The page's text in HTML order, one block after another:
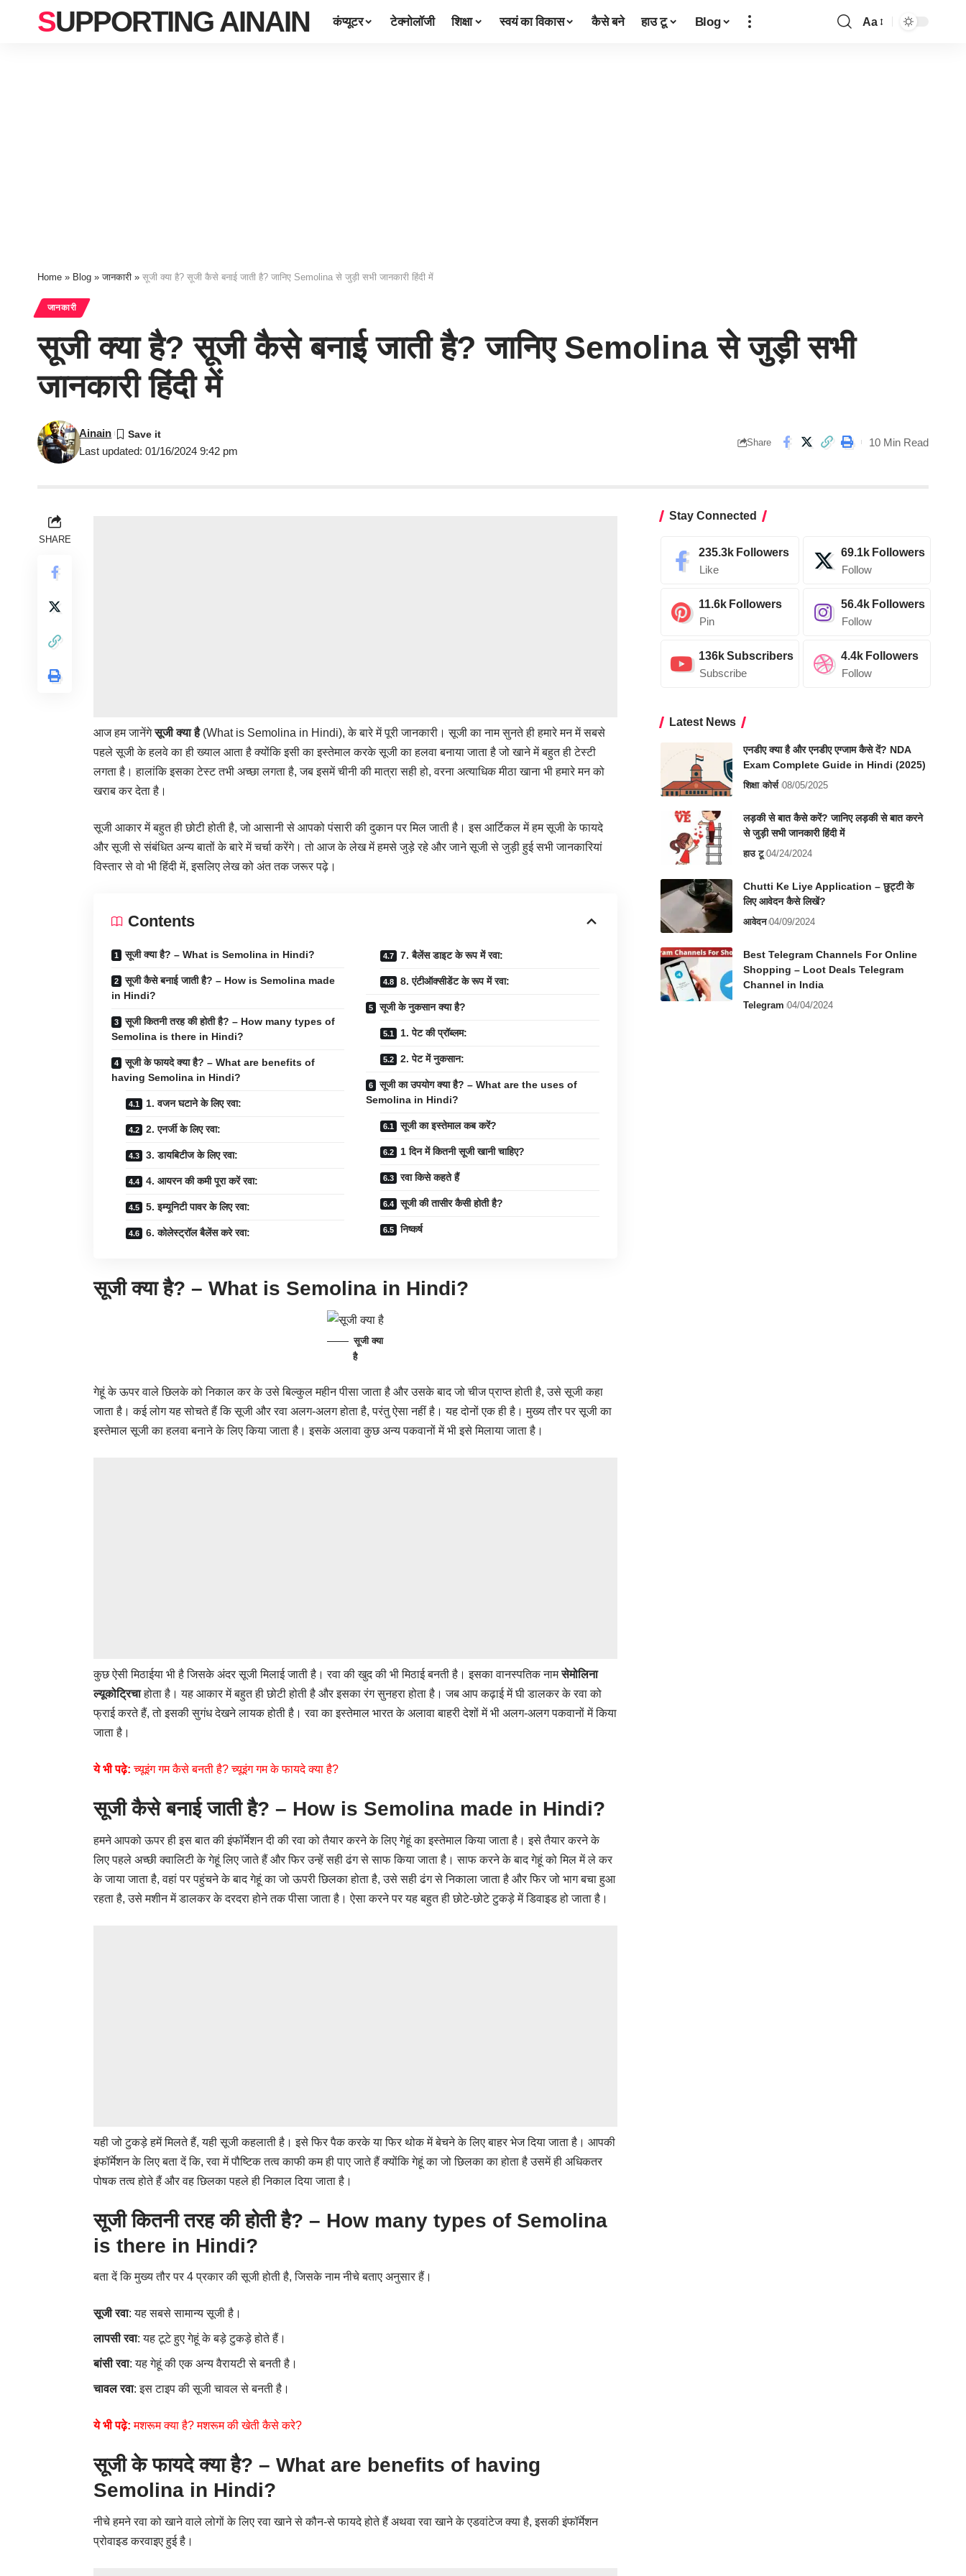
SUPPORTING AINAIN कंप्यूटर टेक्नोलॉजी शिक्षा स्वयं का विकास कैसे बने हाउ टू Blog Aa
Home » Blog »जानकारी » सूजी क्या है? सूजी कैसे बनाई जाती है? जानिए Semolina से जुड़ी सभी जानकारी हिंदी में
जानकारी
सूजी क्या है? सूजी कैसे बनाई जाती है? जानिए Semolina से जुड़ी सभी
जानकारी हिंदी में
Last updated: 01/16/2024 9:42 pm
Ainain
Share 10 Min Read
SHARE
आज हम जानेंगेसूजी क्या है(What is Semolina in Hindi), के बारे में पूरी जानकारी। सूजी का नाम सुनते ही हमारे मन में सबसे
पहले सूजी के हलवे का ही ख्याल आता है क्योंकि इसी का इस्तेमाल करके सूजी का हलवा बनाया जाता है जो खाने में बहुत ही टेस्टी
लगता है। हालांकि इसका टेस्ट तभी अच्छा लगता है, जब इसमें चीनी की मात्रा सही हो, वरना अत्याधिक मीठा खाना भी हमारे मन को
खराब कर देता है।‌
सूजी आकार में बहुत ही छोटी होती है, जो आसानी से आपको पंसारी की दुकान पर मिल जाती है। इस आर्टिकल में हम सूजी के फायदे
और सूजी से संबंधित अन्य बातों के बारे में चर्चा करेंगे। तो आज के लेख में हमसे जुड़े रहे और जाने सूजी से जुड़ी हुई सभी जानकारियां
विस्तार से वो भी हिंदी में, इसलिए लेख को अंत तक जरूर पढ़े।
Contents
सूजी क्या है? – What is Semolina in Hindi?
सूजी कैसे बनाई जाती है? – How is Semolina made
in Hindi?
सूजी कितनी तरह की होती है? – How many types of
Semolina is there in Hindi?
सूजी के फायदे क्या है? – What are benefits of
having Semolina in Hindi?
1. वजन घटाने के लिए रवा:
2. एनर्जी के लिए रवा:
3. डायबिटीज के लिए रवा:
4. आयरन की कमी पूरा करें रवा:
5. इम्यूनिटी पावर के लिए रवा:
6. कोलेस्ट्रॉल बैलेंस करे रवा:
7. बैलेंस डाइट के रूप में रवा:
8. एंटीऑक्सीडेंट के रूप में रवा:
सूजी के नुकसान क्या है?
1. पेट की प्रॉब्लम:
2. पेट में नुकसान:
सूजी का उपयोग क्या है? – What are the uses of
Semolina in Hindi?
सूजी का इस्तेमाल कब करें?
1 दिन में कितनी सूजी खानी चाहिए?
रवा किसे कहते हैं
सूजी की तासीर कैसी होती है?
निष्कर्ष
सूजी क्या है? – What is Semolina in Hindi?
सूजी क्या
है
गेहूं के ऊपर वाले छिलके को निकाल कर के उसे बिल्कुल महीन पीसा जाता है और उसके बाद जो चीज प्राप्त होती है, उसे सूजी कहा
जाता है। कई लोग यह सोचते हैं कि सूजी और रवा अलग-अलग होता है, परंतु ऐसा नहीं है। यह दोनों एक ही है। मुख्य तौर पर सूजी का
इस्तेमाल सूजी का हलवा बनाने के लिए किया जाता है। इसके अलावा कुछ अन्य पकवानों में भी इसे मिलाया जाता है।
कुछ ऐसी मिठाईया भी है जिसके अंदर सूजी मिलाई जाती है। रवा की खुद की भी मिठाई बनती है। इसका वानस्पतिक नामसेमोलिना
ल्यूकोट्रिचाहोता है। यह आकार में बहुत ही छोटी होती है और इसका रंग सुनहरा होता है। जब आप कढ़ाई में घी डालकर के रवा को
फ्राई करते हैं, तो इसकी सुगंध देखने लायक होती है। रवा का इस्तेमाल भारत के अलावा बाहरी देशों में भी अलग-अलग पकवानों में किया
जाता है।
ये भी पढ़े: च्यूइंग गम कैसे बनती है? च्यूइंग गम के फायदे क्या है?
सूजी कैसे बनाई जाती है? – How is Semolina made in Hindi?
हमने आपको ऊपर ही इस बात की इंफॉर्मेशन दी की रवा को तैयार करने के लिए गेहूं का इस्तेमाल किया जाता है। इसे तैयार करने के
लिए पहले अच्छी क्वालिटी के गेहूं लिए जाते हैं और फिर उन्हें सही ढंग से साफ किया जाता है। साफ करने के बाद गेहूं को मिल में ले कर
के जाया जाता है, वहां पर पहुंचने के बाद गेहूं का जो ऊपरी छिलका होता है, उसे सही ढंग से निकाला जाता है और फिर जो भाग बचा हुआ
रहता है, उसे मशीन में डालकर के दरदरा होने तक पीसा जाता है। ऐसा करने पर यह बहुत ही छोटे-छोटे टुकड़े में डिवाइड हो जाता है।
यही जो टुकड़े हमें मिलते हैं, यही सूजी कहलाती है। इसे फिर पैक करके या फिर थोक में बेचने के लिए बाहर भेज दिया जाता है। आपकी
इंफॉर्मेशन के लिए बता दें कि, रवा में पौष्टिक तत्व काफी कम ही पाए जाते हैं क्योंकि गेहूं का जो छिलका का होता है उसमें ही अधिकतर
पोषक तत्व होते हैं और वह छिलका पहले ही निकाल दिया जाता है।
सूजी कितनी तरह की होती है? – How many types of Semolina
is there in Hindi?
बता दें कि मुख्य तौर पर 4 प्रकार की सूजी होती है, जिसके नाम नीचे बताए अनुसार हैं।
सूजी रवा: यह सबसे सामान्य सूजी है।
लापसी रवा: यह टूटे हुए गेहूं के बड़े टुकड़े होते हैं।
बांसी रवा: यह गेहूं की एक अन्य वैरायटी से बनती है।
चावल रवा: इस टाइप की सूजी चावल से बनती है।
ये भी पढ़े:मशरूम क्या है? मशरूम की खेती कैसे करे?
सूजी के फायदे क्या है? – What are benefits of having
Semolina in Hindi?
नीचे हमने रवा को खाने वाले लोगों के लिए रवा खाने से कौन-से फायदे होते हैं अथवा रवा खाने के एडवांटेज क्या है, इसकी इंफॉर्मेशन
प्रोवाइड करवाइए हुई है।
Stay Connected
235.3k Followers
Like
69.1k Followers
Follow
11.6k Followers
Pin
56.4k Followers
Follow
136kSubscribers
Subscribe
4.4k Followers
Follow
Latest News
एनडीए क्या है और एनडीए एग्जाम कैसे दें? NDA
Exam Complete Guide in Hindi (2025)
शिक्षा कोर्स 08/05/2025
लड़की से बात कैसे करें? जानिए लड़की से बात करने
से जुड़ी सभी जानकारी हिंदी में
हाउ टू 04/24/2024
Chutti Ke Liye Application – छुट्टी के
लिए आवेदन कैसे लिखें?
आवेदन 04/09/2024
Best Telegram Channels For Online
Shopping – Loot Deals Telegram
Channel in India
Telegram 04/04/2024